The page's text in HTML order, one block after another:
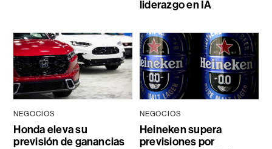
liderazgo en IA
NEGOCIOS
Honda eleva su
previsión de ganancias
NEGOCIOS
Heineken supera
previsiones por